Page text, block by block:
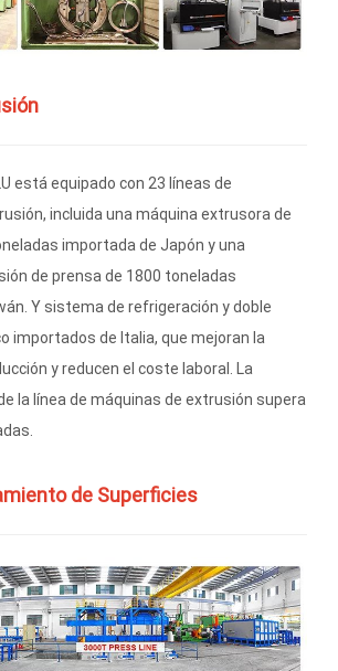
está equipado con 23 líneas de
incluida una máquina extrusora de
importada de Japón y una
de prensa de 1800 toneladas
Y sistema de refrigeración y doble
importados de Italia, que mejoran la
y reducen el coste laboral. La
la línea de máquinas de extrusión supera
de Superficies